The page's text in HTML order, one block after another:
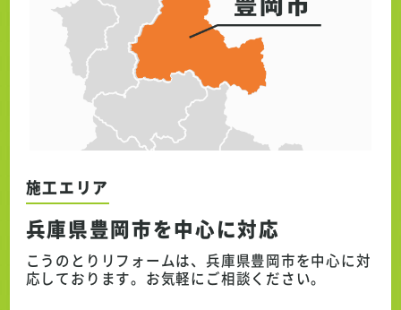
施工エリア
兵庫県豊岡市を中心に対応
こうのとりリフォームは、兵庫県豊岡市を中心に対
応しております。 お気軽にご相談ください。